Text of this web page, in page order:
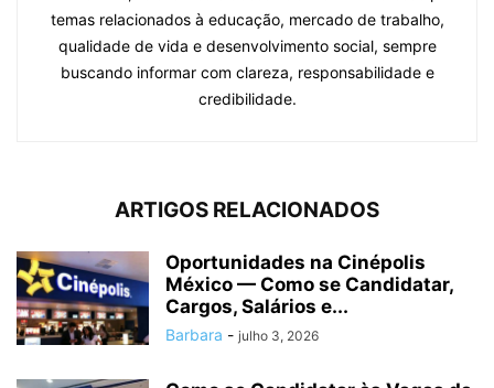
temas relacionados à educação, mercado de trabalho,
qualidade de vida e desenvolvimento social, sempre
buscando informar com clareza, responsabilidade e
credibilidade.
ARTIGOS RELACIONADOS
Oportunidades na Cinépolis
México — Como se Candidatar,
Cargos, Salários e...
Barbara - julho 3, 2026